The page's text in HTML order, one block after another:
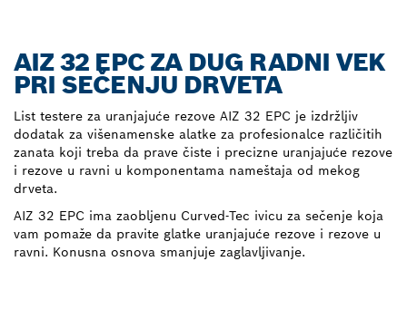
AIZ 32 EPC ZA DUG RADNI VEK
PRI SEČENJU DRVETA
List testere za uranjajuće rezove AIZ 32 EPC je izdržljiv
dodatak za višenamenske alatke za profesionalce različitih
zanata koji treba da prave čiste i precizne uranjajuće rezove
i rezove u ravni u komponentama nameštaja od mekog
drveta.
AIZ 32 EPC ima zaobljenu Curved-Tec ivicu za sečenje koja
vam pomaže da pravite glatke uranjajuće rezove i rezove u
ravni. Konusna osnova smanjuje zaglavljivanje.